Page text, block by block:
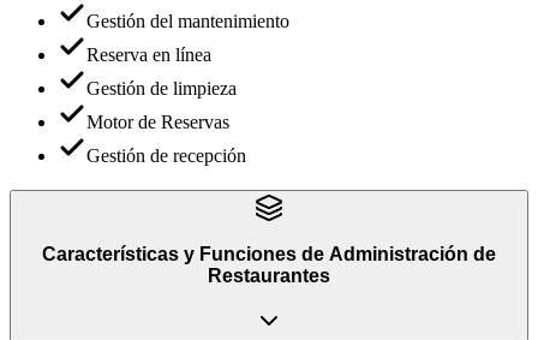
Gestión del mantenimiento
Reserva en línea
Gestión de limpieza
Motor de Reservas
Gestión de recepción
Características y Funciones de Administración de
Restaurantes